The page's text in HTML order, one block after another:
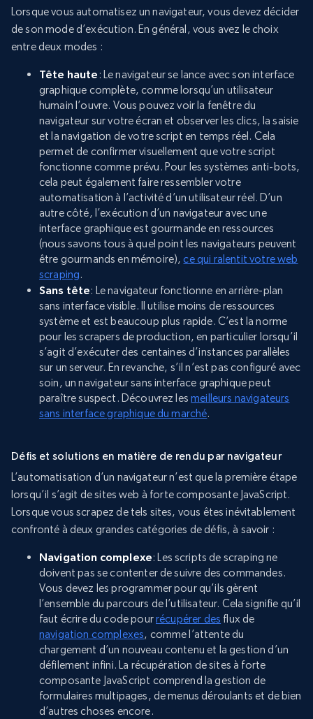
Lorsque vous automatisez un navigateur, vous devez décider
de son mode d’exécution. En général, vous avez le choix
entre deux modes :
Tête haute : Le navigateur se lance avec son interface
graphique complète, comme lorsqu’un utilisateur
humain l’ouvre. Vous pouvez voir la fenêtre du
navigateur sur votre écran et observer les clics, la saisie
et la navigation de votre script en temps réel. Cela
permet de confirmer visuellement que votre script
fonctionne comme prévu. Pour les systèmes anti-bots,
cela peut également faire ressembler votre
automatisation à l’activité d’un utilisateur réel. D’un
autre côté, l’exécution d’un navigateur avec une
interface graphique est gourmande en ressources
(nous savons tous à quel point les navigateurs peuvent
être gourmands en mémoire),ce qui ralentit votre web
scraping.
Sans tête: Le navigateur fonctionne en arrière-plan
sans interface visible. Il utilise moins de ressources
système et est beaucoup plus rapide. C’est la norme
pour les scrapers de production, en particulier lorsqu’il
s’agit d’exécuter des centaines d’instances parallèles
sur un serveur. En revanche, s’il n’est pas configuré avec
soin, un navigateur sans interface graphique peut
paraître suspect. Découvrez lesmeilleurs navigateurs
sans interface graphique du marché.
Défis et solutions en matière de rendu par navigateur
L’automatisation d’un navigateur n’est que la première étape
lorsqu’il s’agit de sites web à forte composante JavaScript.
Lorsque vous scrapez de tels sites, vous êtes inévitablement
confronté à deux grandes catégories de défis, à savoir :
Navigation complexe: Les scripts de scraping ne
doivent pas se contenter de suivre des commandes.
Vous devez les programmer pour qu’ils gèrent
l’ensemble du parcours de l’utilisateur. Cela signifie qu’il
faut écrire du code pourrécupérer des flux de
navigation complexes, comme l’attente du
chargement d’un nouveau contenu et la gestion d’un
défilement infini. La récupération de sites à forte
composante JavaScript comprend la gestion de
formulaires multipages, de menus déroulants et de bien
d’autres choses encore.